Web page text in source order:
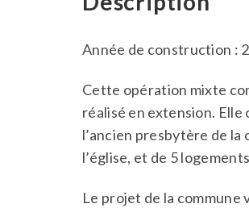
Année de construction :
Cette opération mixte
réalisé en extension.
l’ancien presbytère de
l’église, et de 5
Le projet de la